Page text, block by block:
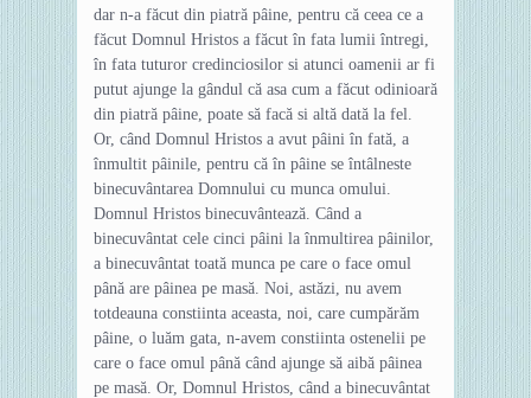
dar n-a făcut din piatră pâine, pentru că ceea ce a
făcut Domnul Hristos a făcut în fata lumii întregi,
în fata tuturor credinciosilor si atunci oamenii ar fi
putut ajunge la gândul că asa cum a făcut odinioară
din piatră pâine, poate să facă si altă dată la fel.
Or, când Domnul Hristos a avut pâini în fată, a
înmultit pâinile, pentru că în pâine se întâlneste
binecuvântarea Domnului cu munca omului.
Domnul Hristos binecuvântează. Când a
binecuvântat cele cinci pâini la înmultirea pâinilor,
a binecuvântat toată munca pe care o face omul
până are pâinea pe masă. Noi, astăzi, nu avem
totdeauna constiinta aceasta, noi, care cumpărăm
pâine, o luăm gata, n-avem constiinta ostenelii pe
care o face omul până când ajunge să aibă pâinea
pe masă. Or, Domnul Hristos, când a binecuvântat